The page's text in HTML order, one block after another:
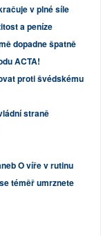
v plné síle
a peníze
dopadne špatně
ACTA!
proti švédskému
straně
O víře v rutinu
téměř umrznete